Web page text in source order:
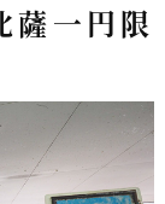
薩一円限